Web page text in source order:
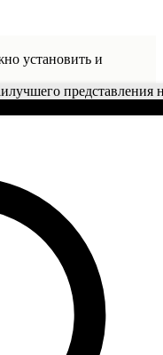
установить и
представления